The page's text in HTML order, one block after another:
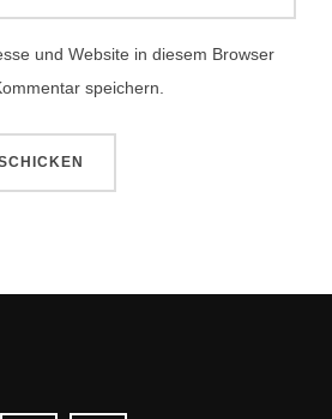
und Website in diesem Browser
speichern.